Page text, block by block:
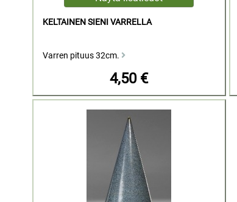
KELTAINEN SIENI VARRELLA
Varren pituus 32cm.
4,50 €